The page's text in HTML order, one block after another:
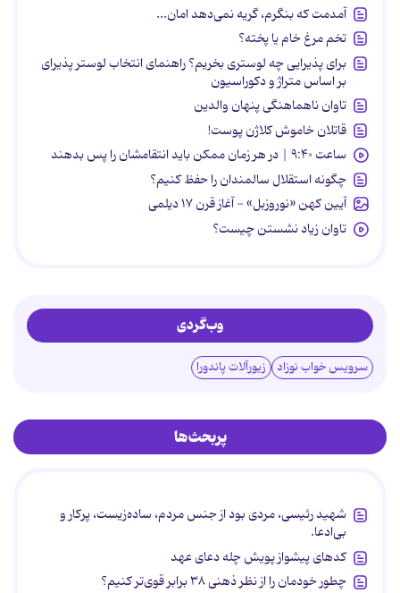
آمدمت که بنگرم، گریه نمی‌دهد امان...
تخم مرغ خام یا پخته؟
برای پذیرایی چه لوستری بخریم؟ راهنمای انتخاب لوستر پذیرای
بر اساس متراژ و دکوراسیون
تاوان ناهماهنگی پنهان والدین
قاتلان خاموش کلاژن پوست!
ساعت ۹:۴۰ | در هر زمان ممکن باید انتقامشان را پس بدهند
چگونه استقلال سالمندان را حفظ کنیم؟
آیین کهن «نوروزبل» - آغاز قرن ۱۷ دیلمی
تاوان زیاد نشستن چیست؟
وب‌گردی
سرویس خواب نوزاد زیورآلات پاندورا
پربحث‌ها
شهید رئیسی، مردی بود از جنس مردم، ساده‌زیست، پرکار و
بی‌ادعا.
کدهای پیشواز پویش چله دعای عهد
چطور خودمان را از نظر ذهنی ۳۸ برابر قوی‌تر کنیم؟